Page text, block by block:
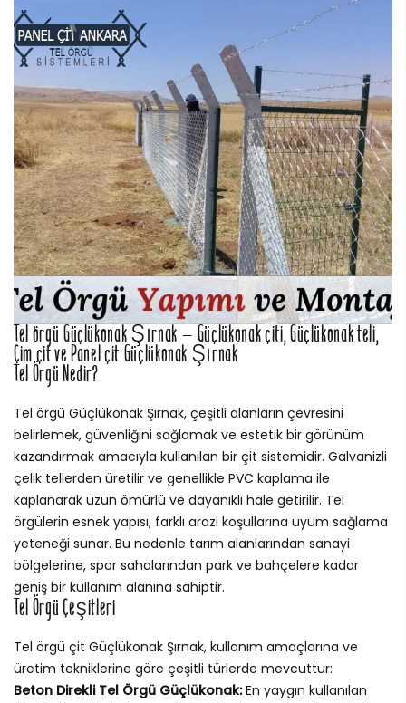
Tel örgü Güçlükonak Şırnak – Güçlükonak çiti, Güçlükonak teli,
Çim çit ve Panel çit Güçlükonak Şırnak
Tel Örgü Nedir?
Tel örgü Güçlükonak Şırnak, çeşitli alanların çevresini
belirlemek, güvenliğini sağlamak ve estetik bir görünüm
kazandırmak amacıyla kullanılan bir çit sistemidir. Galvanizli
çelik tellerden üretilir ve genellikle PVC kaplama ile
kaplanarak uzun ömürlü ve dayanıklı hale getirilir. Tel
örgülerin esnek yapısı, farklı arazi koşullarına uyum sağlama
yeteneği sunar. Bu nedenle tarım alanlarından sanayi
bölgelerine, spor sahalarından park ve bahçelere kadar
geniş bir kullanım alanına sahiptir.
Tel Örgü Çeşitleri
Tel örgü çit Güçlükonak Şırnak, kullanım amaçlarına ve
üretim tekniklerine göre çeşitli türlerde mevcuttur:
Beton Direkli Tel Örgü Güçlükonak:En yaygın kullanılan